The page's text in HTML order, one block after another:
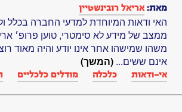
מאת:אריאל רובינשטיין
האי ודאות המיוחדת למדעי החברה בכלל
ממצב של מידע לא סימטרי, טוען פרופ׳
משהו שמישהו אחר אינו יודע והיה מאוד
אינם ששים... (המשך)
אי-ודאות כלכלה מודלים כלכליים